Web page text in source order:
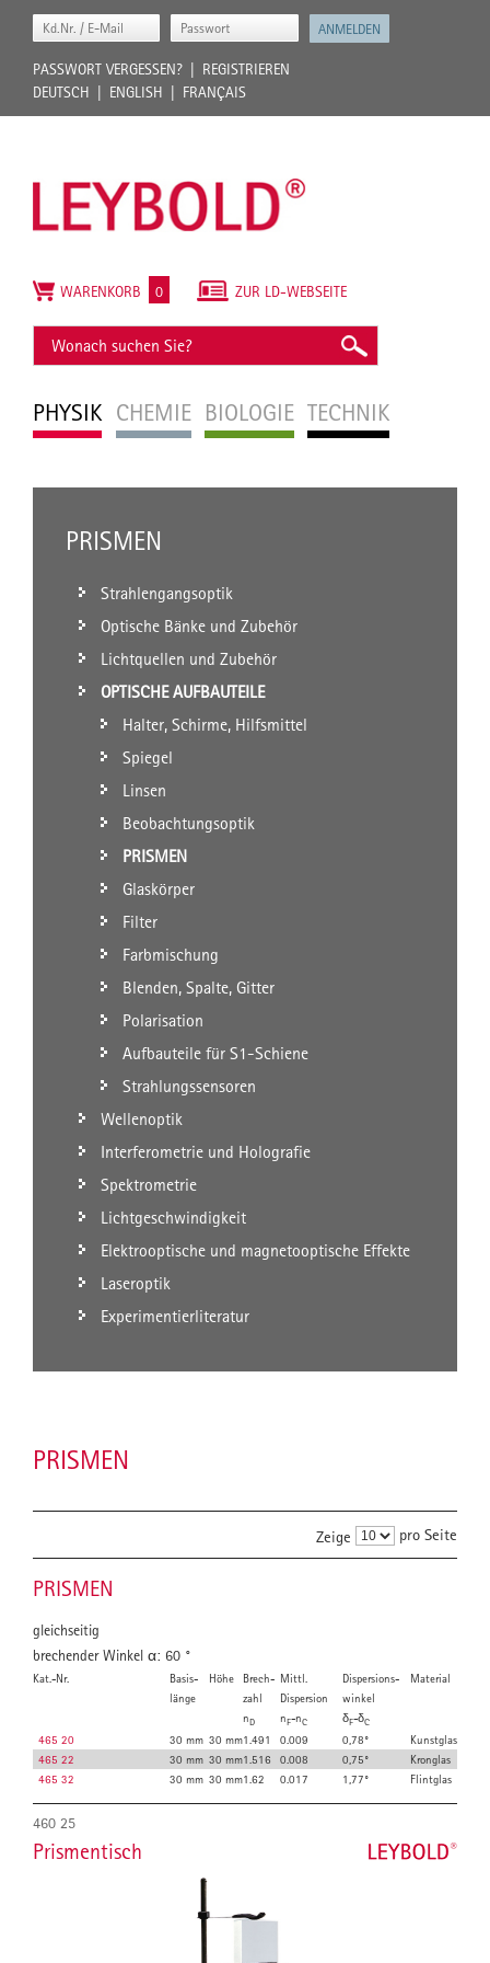
PASSWORT VERGESSEN?
REGISTRIEREN
DEUTSCH
ENGLISH FRANÇAIS
PHYSIK CHEMIE BIOLOGIE TECHNIK
ZUR LD-WEBSEITE
WARENKORB 0
PRISMEN
Strahlengangsoptik
Optische Bänke und Zubehör
Lichtquellen und Zubehör
OPTISCHE AUFBAUTEILE
Halter, Schirme, Hilfsmittel
Spiegel
Linsen
Beobachtungsoptik
PRISMEN
Glaskörper
Filter
Farbmischung
Blenden, Spalte, Gitter
Polarisation
Aufbauteile für S1-Schiene
Strahlungssensoren
Wellenoptik
Interferometrie und Holografie
Spektrometrie
Lichtgeschwindigkeit
Elektrooptische und magnetooptische Effekte
Laseroptik
Experimentierliteratur
PRISMEN
Zeige pro Seite
PRISMEN
gleichseitig
brechender Winkel α: 60 °
Kat.-Nr.
Basis­
länge
Höhe
Brech­
zahl
nD
Mittl.
Dispersion
nF-nC
Dispersions­
winkel
δF-δC
Material
465 20 30 mm 30 mm1.491 0.009 0,78°
Kunstglas
465 22
30 mm 30 mm1.516 0.008 0,75°
Kronglas
465 32
30 mm 30 mm1.62 0.017 1,77° Flintglas
460 25
Prismentisch